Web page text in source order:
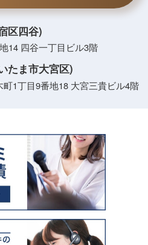
区四谷)
14 四谷一丁目ビル3階
たま市大宮区)
1丁目9番地18 大宮三貴ビル4階